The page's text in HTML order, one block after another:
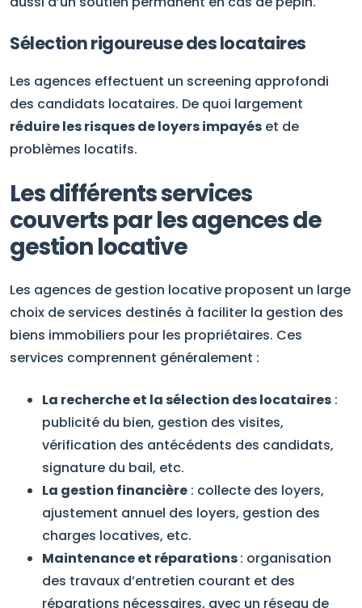
Sélection rigoureuse des locataires
Les agences effectuent un screening approfondi
des candidats locataires. De quoi largement
réduire les risques de loyers impayés et de
problèmes locatifs.
Les différents services
couverts par les agences de
gestion locative
Les agences de gestion locative proposent un large
choix de services destinés à faciliter la gestion des
biens immobiliers pour les propriétaires. Ces
services comprennent généralement :
La recherche et la sélection des locataires :
publicité du bien, gestion des visites,
vérification des antécédents des candidats,
signature du bail, etc.
La gestion financière : collecte des loyers,
ajustement annuel des loyers, gestion des
charges locatives, etc.
Maintenance et réparations: organisation
des travaux d’entretien courant et des
réparations nécessaires, avec un réseau de